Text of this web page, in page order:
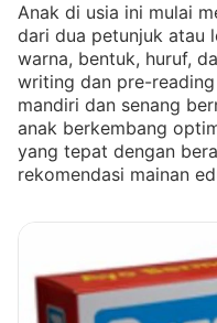
Anak di usia ini mulai
dari dua petunjuk atau
warna, bentuk, huruf,
writing dan pre-
mandiri dan senang
anak berkembang
yang tepat dengan
rekomendasi mainan